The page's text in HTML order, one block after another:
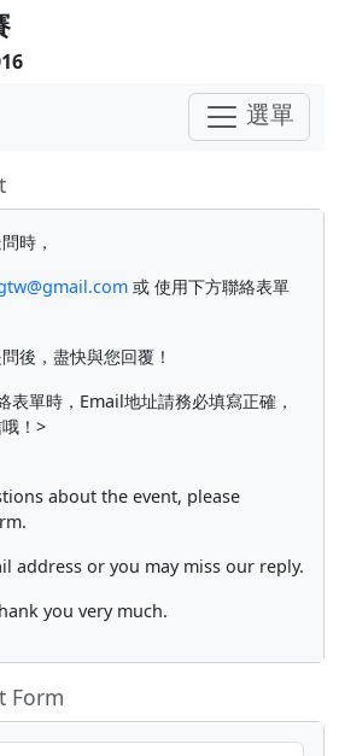
選單
時，
或 使用下方聯絡表單
後，盡快與您回覆！
表單時，Email地址請務必填寫正確，
！>
about the event, please
address or you may miss our reply.
you very much.
Form